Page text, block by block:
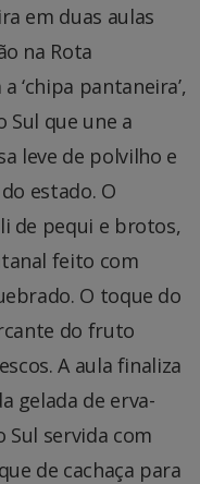
em duas aulas
na Rota
‘chipa pantaneira’,
Sul que une a
leve de polvilho e
estado. O
de pequi e brotos,
feito com
O toque do
do fruto
A aula finaliza
gelada de erva-
Sul servida com
de cachaça para